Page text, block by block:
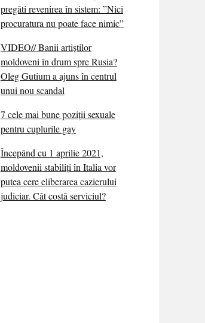
pregăti revenirea în sistem: ”Nici
procuratura nu poate face nimic”
VIDEO// Banii artiștilor
moldoveni în drum spre Rusia?
Oleg Gutium a ajuns în centrul
unui nou scandal
7 cele mai bune poziții sexuale
pentru cuplurile gay
Începând cu 1 aprilie 2021,
moldovenii stabiliți în Italia vor
putea cere eliberarea cazierului
judiciar. Cât costă serviciul?